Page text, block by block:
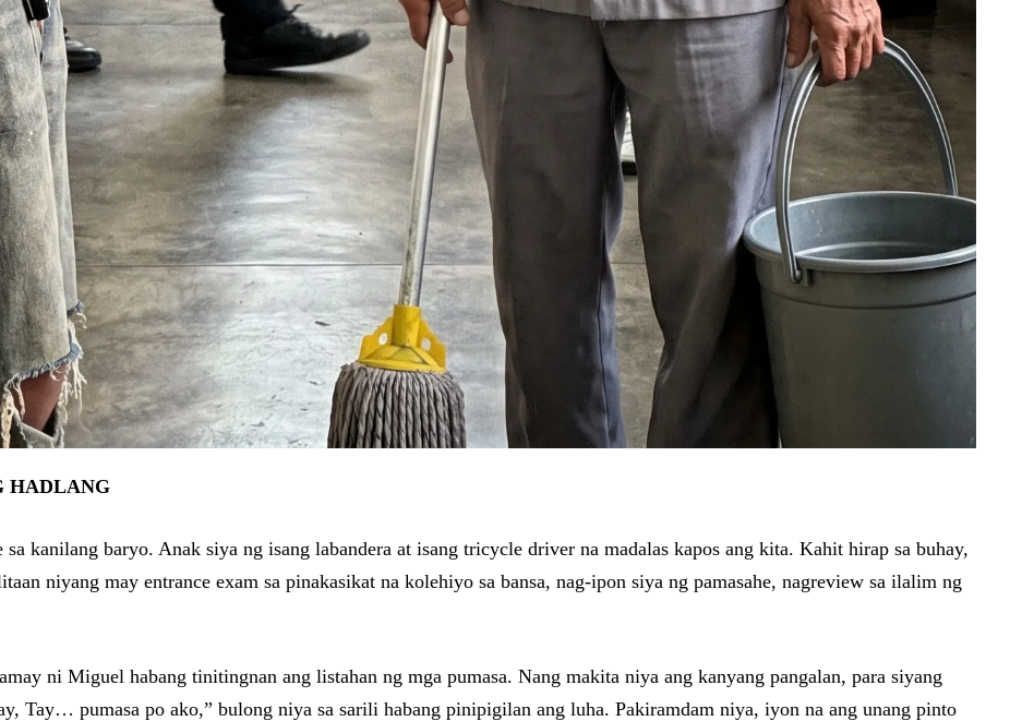
HADLANG
kanilang baryo. Anak siya ng isang labandera at isang tricycle driver na madalas kapos ang kita. Kahit hirap sa buhay,
niyang may entrance exam sa pinakasikat na kolehiyo sa bansa, nag-ipon siya ng pamasahe, nagreview sa ilalim ng
ni Miguel habang tinitingnan ang listahan ng mga pumasa. Nang makita niya ang kanyang pangalan, para siyang
Tay… pumasa po ako,” bulong niya sa sarili habang pinipigilan ang luha. Pakiramdam niya, iyon na ang unang pinto